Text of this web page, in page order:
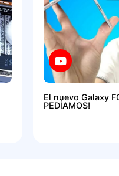
El nuevo Galaxy
PEDÍAMOS!